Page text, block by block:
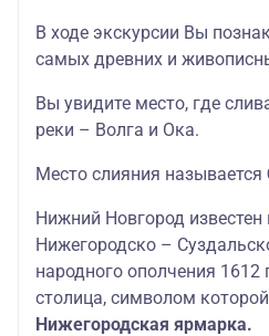
В ходе экскурсии Вы
самых древних и
Вы увидите место, где
реки – Волга и Ока.
Место слияния называется
Нижний Новгород известен
Нижегородско –
народного ополчения 1612
столица, символом которой
Нижегородская ярмарка.